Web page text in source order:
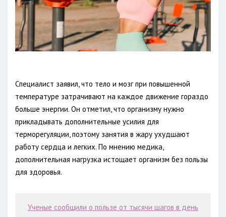
Специалист заявил, что тело и мозг при повышенной
температуре затрачивают на каждое движение гораздо
больше энергии. Он отметил, что организму нужно
прикладывать дополнительные усилия для
терморегуляции, поэтому занятия в жару ухудшают
работу сердца и легких. По мнению медика,
дополнительная нагрузка истощает организм без пользы
для здоровья.
Ученые сообщили о пользе от тысячи шагов в день